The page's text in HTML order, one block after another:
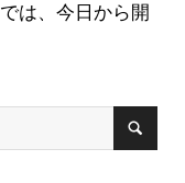
では、今日から開